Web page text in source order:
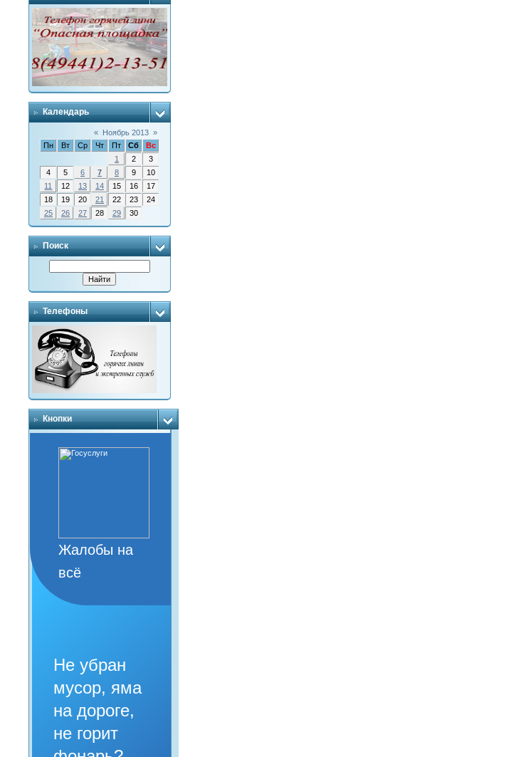
Календарь
« Ноябрь 2013 »
Пн
Вт Ср Чт Пт Сб
Вс
1
2
3
4
5 6 7 8 9
10
11
12 13 14 15 16
17
18
19 20 21 22 23
24
25
26 27 28 29 30
Поиск
Телефоны
Кнопки
Жалобы на
всё
Не убран
мусор, яма
на дороге,
не горит